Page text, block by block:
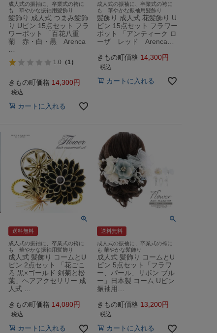
成人式の振袖に、卒業式の袴に
も 華やかな振袖用髪飾り
髪飾り 成人式 つまみ髪飾
り Uピン 15点セット フラ
ワーポット 「百花八重
菊 赤・白・黒 Arenca
1.0 （1）
きもの町価格 14,300
税込
カートに入れる
成人式の振袖に、卒業式の袴に
も 華やかな振袖用髪飾り
髪飾り 成人式 花髪飾り U
ピン 15点セット フラワー
ポット 「アンティーク ロ
ーザ レッド Arenca…
きもの町価格 14,300
税込
カートに入れる
送料無料
成人式の振袖に、卒業式の袴に
も 華やかな振袖用髪飾り
成人式 髪飾り コームとU
ピン 2点セット 「花ごこ
ろ 黒×ゴールド 剣菊と松
葉」ヘアアクセサリー 成
人式 …
きもの町価格 14,080
税込
カートに入れる
送料無料
成人式の振袖に、卒業式の袴に
も 華やかな髪飾り
成人式 髪飾り コームとU
ピン 5点セット「フラワ
ー、パール、リボン ブル
ー」日本製 コーム Uピン
振袖用…
きもの町価格 13,200
税込
カートに入れる